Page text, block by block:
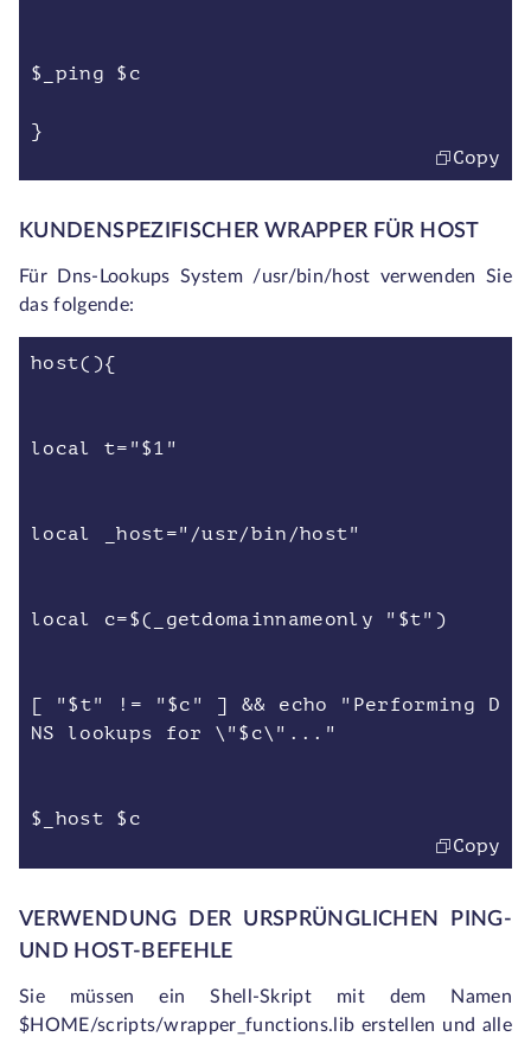
$_ping $c
}
Copy
KUNDENSPEZIFISCHER WRAPPER FÜR HOST
Für Dns-Lookups System /usr/bin/host verwenden Sie
das folgende:
host(){
local t="$1"
local _host="/usr/bin/host"
local c=$(_getdomainnameonly "$t")
[ "$t" != "$c" ] && echo "Performing D
NS lookups for \"$c\"..."
$_host $c
Copy
VERWENDUNG DER URSPRÜNGLICHEN PING-
UND HOST-BEFEHLE
Sie müssen ein Shell-Skript mit dem Namen
$HOME/scripts/wrapper_functions.lib erstellen und alle